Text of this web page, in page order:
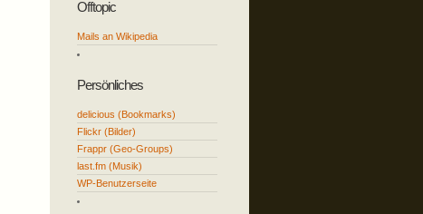
Offtopic
Mails an Wikipedia
Persönliches
delicious (Bookmarks)
Flickr (Bilder)
Frappr (Geo-Groups)
last.fm (Musik)
WP-Benutzerseite